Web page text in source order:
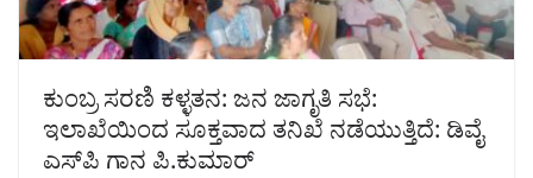
ಕುಂಬ್ರ ಸರಣಿ ಕಳ್ಳತನ: ಜನ ಜಾಗೃತಿ ಸಭೆ:
ಇಲಾಖೆಯಿಂದ ಸೂಕ್ತವಾದ ತನಿಖೆ ನಡೆಯುತ್ತಿದೆ: ಡಿವೈ
ಎಸ್‌ಪಿ ಗಾನ ಪಿ.ಕುಮಾರ್